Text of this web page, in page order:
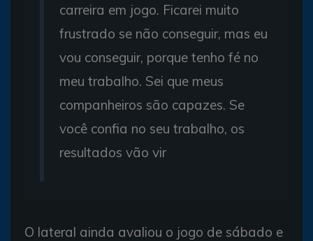
carreira em jogo. Ficarei muito
frustrado se não conseguir, mas eu
vou conseguir, porque tenho fé no
meu trabalho. Sei que meus
companheiros são capazes. Se
você confia no seu trabalho, os
resultados vão vir
O lateral ainda avaliou o jogo de sábado e